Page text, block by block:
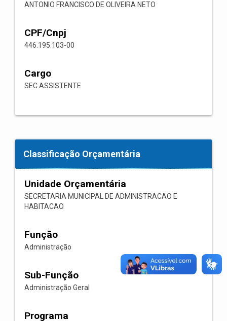
ANTONIO FRANCISCO DE OLIVEIRA NETO
CPF/Cnpj
446.195.103-00
Cargo
SEC ASSISTENTE
Classificação Orçamentária
Unidade Orçamentária
SECRETARIA MUNICIPAL DE ADMINISTRACAO E
HABITACAO
Função
Administração
Sub-Função
Administração Geral
Programa